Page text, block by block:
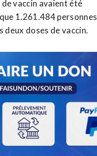
vaccin avaient été
1.261.484 personnes
deux doses de vaccin.